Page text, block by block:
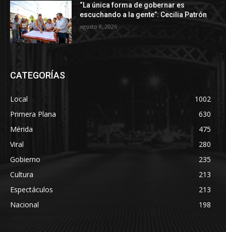
“La única forma de gobernar es
escuchando a la gente”: Cecilia Patrón
agosto 8, 2026
CATEGORÍAS
Local
1002
Primera Plana
630
Mérida
475
Viral
280
Gobierno
235
Cultura
213
Espectáculos
213
Nacional
198